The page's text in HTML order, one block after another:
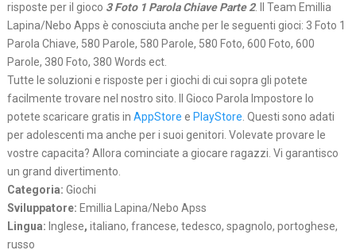
risposte per il gioco 3 Foto 1 Parola Chiave Parte 2. Il Team Emillia
Lapina/Nebo Apps è conosciuta anche per le seguenti gioci: 3 Foto 1
Parola Chiave, 580 Parole, 580 Parole, 580 Foto, 600 Foto, 600
Parole, 380 Foto, 380 Words ect.
Tutte le soluzioni e risposte per i giochi di cui sopra gli potete
facilmente trovare nel nostro sito. Il Gioco Parola Impostore lo
potete scaricare gratis in AppStore e PlayStore. Questi sono adati
per adolescenti ma anche per i suoi genitori. Volevate provare le
vostre capacita? Allora cominciate a giocare ragazzi. Vi garantisco
un grand divertimento.
Categoria: Giochi
Sviluppatore: Emillia Lapina/Nebo Apss
Lingua: Inglese, italiano, francese, tedesco, spagnolo, portoghese,
russo